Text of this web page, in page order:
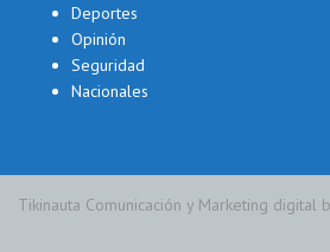
Deportes
Opinión
Seguridad
Nacionales
Tikinauta Comunicación y Marketing digital